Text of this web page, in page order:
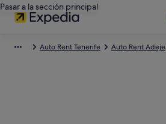
Pasar a la sección principal
Auto Rent Tenerife Auto Rent Adeje